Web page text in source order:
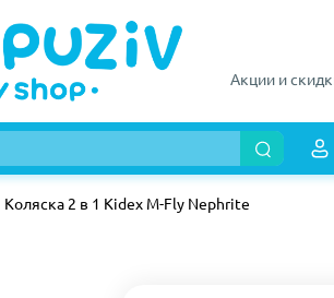
Акции и
Коляска 2 в 1 Kidex M-Fly Nephrite